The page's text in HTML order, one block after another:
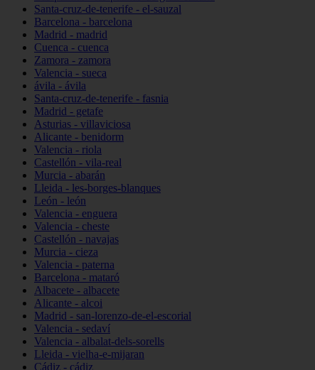
Santa-cruz-de-tenerife - el-sauzal
Barcelona - barcelona
Madrid - madrid
Cuenca - cuenca
Zamora - zamora
Valencia - sueca
ávila - ávila
Santa-cruz-de-tenerife - fasnia
Madrid - getafe
Asturias - villaviciosa
Alicante - benidorm
Valencia - riola
Castellón - vila-real
Murcia - abarán
Lleida - les-borges-blanques
León - león
Valencia - enguera
Valencia - cheste
Castellón - navajas
Murcia - cieza
Valencia - paterna
Barcelona - mataró
Albacete - albacete
Alicante - alcoi
Madrid - san-lorenzo-de-el-escorial
Valencia - sedaví
Valencia - albalat-dels-sorells
Lleida - vielha-e-mijaran
Cádiz - cádiz